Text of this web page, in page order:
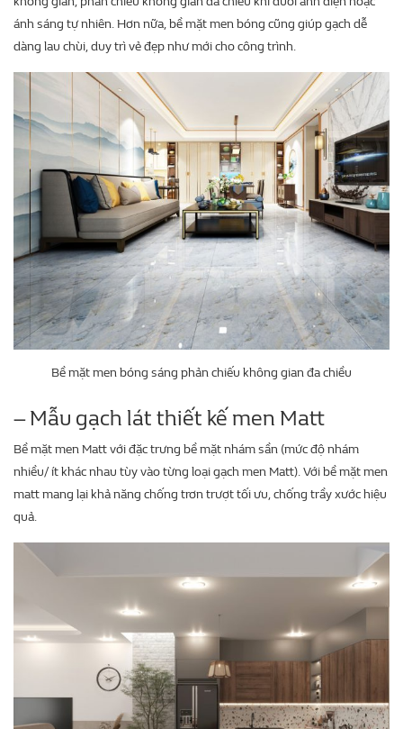
ánh sáng tự nhiên. Hơn nữa, bề mặt men bóng cũng giúp gạch dễ
dàng lau chùi, duy trì vẻ đẹp như mới cho công trình.
Bề mặt men bóng sáng phản chiếu không gian đa chiều
– Mẫu gạch lát thiết kế men Matt
Bề mặt men Matt với đặc trưng bề mặt nhám sần (mức độ nhám
nhiều/ ít khác nhau tùy vào từng loại gạch men Matt). Với bề mặt men
matt mang lại khả năng chống trơn trượt tối ưu, chống trầy xước hiệu
quả.